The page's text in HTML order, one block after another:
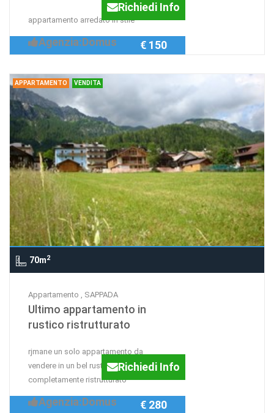
appartamento arredato in stile
Richiedi Info
Agenzia:Domus € 150
APPARTAMENTO VENDITA
70m2
Appartamento , SAPPADA
Ultimo appartamento in
rustico ristrutturato
rjmane un solo appartamento da
vendere in un bel rustico
completamente ristrutturato
Richiedi Info
Agenzia:Domus € 280